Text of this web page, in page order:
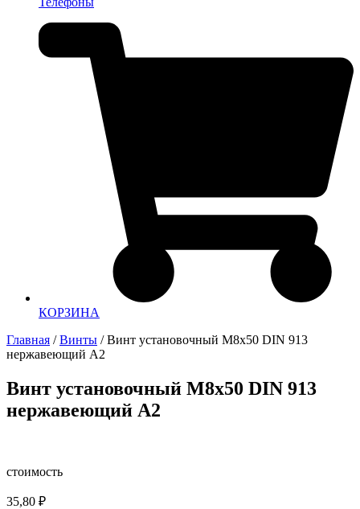
КОРЗИНА
Главная /Винты / Винт установочный М8х50 DIN 913
нержавеющий А2
Винт установочный М8х50 DIN 913
нержавеющий А2
стоимость
35,80 ₽